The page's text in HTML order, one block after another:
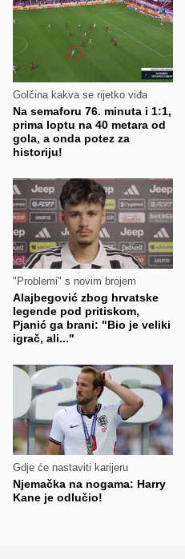
Golčina kakva se rijetko viđa
Na semaforu 76. minuta i 1:1,
prima loptu na 40 metara od
gola, a onda potez za
historiju!
"Problemi" s novim brojem
Alajbegović zbog hrvatske
legende pod pritiskom,
Pjanić ga brani: "Bio je veliki
igrač, ali..."
Gdje će nastaviti karijeru
Njemačka na nogama: Harry
Kane je odlučio!